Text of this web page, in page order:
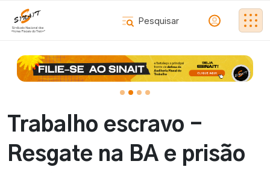
Trabalho escravo -
Resgate na BA e prisão